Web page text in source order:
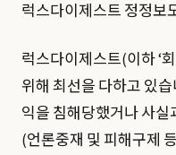
럭스다이제스트 정정보
럭스다이제스트(이하 ‘
위해 최선을 다하고 있
익을 침해당했거나 사실
(언론중재 및 피해구제